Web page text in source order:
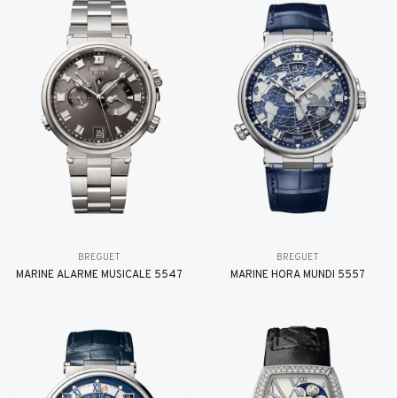
BREGUET
MARINE ALARME MUSICALE 5547
BREGUET
MARINE HORA MUNDI 5557